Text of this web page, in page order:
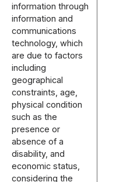
information through
information and
communications
technology, which
are due to factors
including
geographical
constraints, age,
physical condition
such as the
presence or
absence of a
disability, and
economic status,
considering the